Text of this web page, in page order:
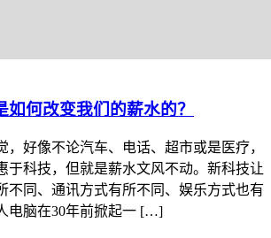
如何改变我们的薪水的？
，好像不论汽车、电话、超市或是医疗，
于科技，但就是薪水文风不动。新科技让
不同、通讯方式有所不同、娱乐方式也有
电脑在30年前掀起一 […]